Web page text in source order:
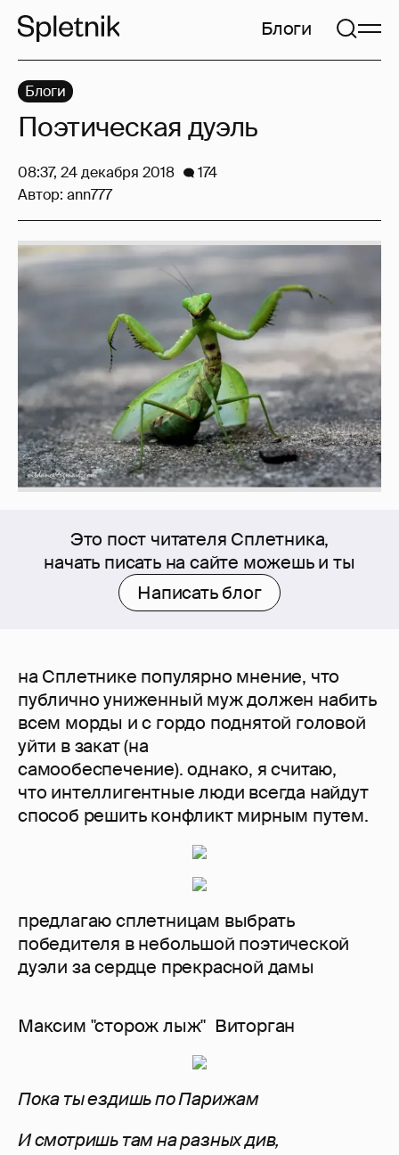
Блоги
Это пост читателя Сплетника,
начать писать на сайте можешь и ты
Написать блог
на Сплетнике популярно мнение, что
публично униженный муж должен набить
всем морды и с гордо поднятой головой
уйти в закат (на
самообеспечение). однако, я считаю,
что интеллигентные люди всегда найдут
способ решить конфликт мирным путем.
предлагаю сплетницам выбрать
победителя в небольшой поэтической
дуэли за сердце прекрасной дамы
Максим "сторож лыж" Виторган
Пока ты ездишь по Парижам
И смотришь там на разных див,
Блоги
Поэтическая дуэль
08:37, 24 декабря 2018
174
Автор: ann777